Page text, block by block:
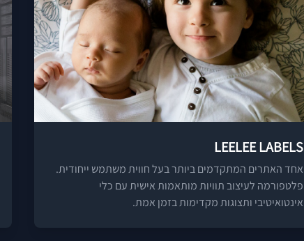
LEELEE LABELS
אחד האתרים המתקדמים ביותר בעל חווית משתמש ייחודית.
פלטפורמה לעיצוב תוויות מותאמות אישית עם כלי
אינטואיטיבי ותצוגות מקדימות בזמן אמת.